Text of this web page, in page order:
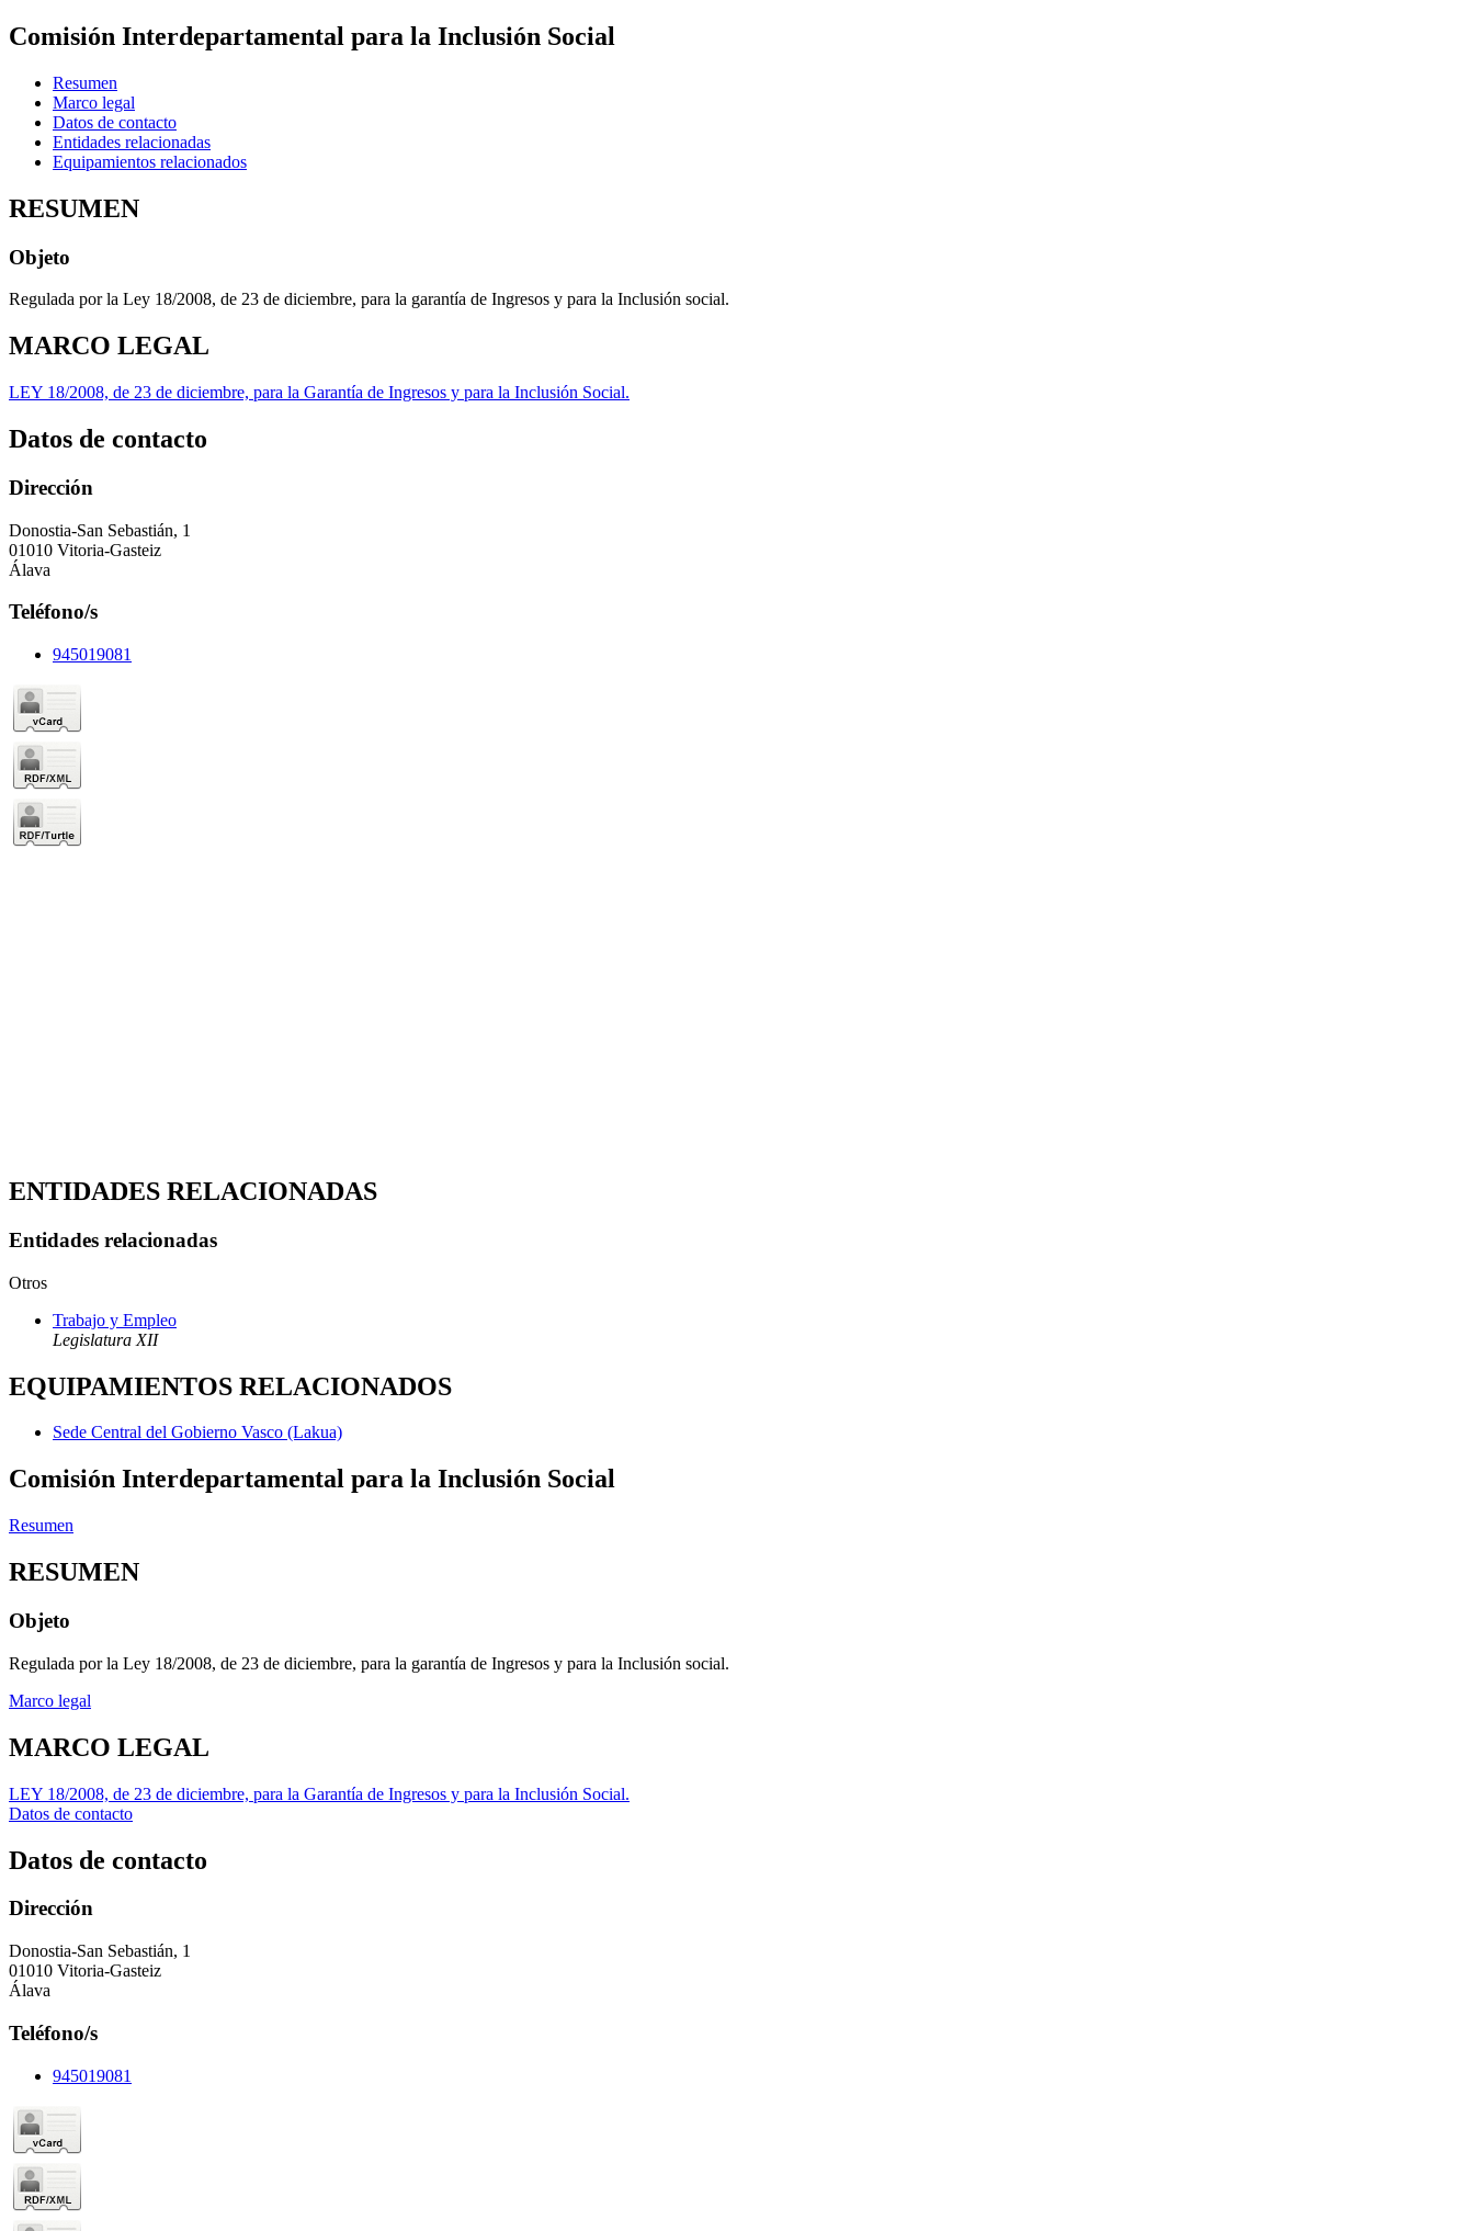
Comisión Interdepartamental para la Inclusión Social
Resumen
Marco legal
Datos de contacto
Entidades relacionadas
Equipamientos relacionados
RESUMEN
Objeto
Regulada por la Ley 18/2008, de 23 de diciembre, para la garantía de Ingresos y para la Inclusión social.
MARCO LEGAL
LEY 18/2008, de 23 de diciembre, para la Garantía de Ingresos y para la Inclusión Social.
Datos de contacto
Dirección
Donostia-San Sebastián, 1
01010 Vitoria-Gasteiz
Álava
Teléfono/s
945019081
ENTIDADES RELACIONADAS
Entidades relacionadas
Otros
Trabajo y Empleo
Legislatura XII
EQUIPAMIENTOS RELACIONADOS
Sede Central del Gobierno Vasco (Lakua)
Comisión Interdepartamental para la Inclusión Social
Resumen
RESUMEN
Objeto
Regulada por la Ley 18/2008, de 23 de diciembre, para la garantía de Ingresos y para la Inclusión social.
Marco legal
MARCO LEGAL
LEY 18/2008, de 23 de diciembre, para la Garantía de Ingresos y para la Inclusión Social.
Datos de contacto
Datos de contacto
Dirección
Donostia-San Sebastián, 1
01010 Vitoria-Gasteiz
Álava
Teléfono/s
945019081